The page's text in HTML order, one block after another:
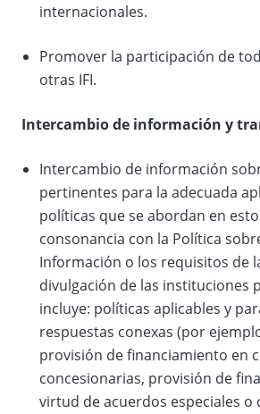
internacionales.
Promover la participación de
otras IFI.
Intercambio de información y
Intercambio de información
pertinentes para la adecuada
políticas que se abordan en
consonancia con la Política
Información o los requisitos de
divulgación de las instituciones
incluye: políticas aplicables y
respuestas conexas (por
provisión de financiamiento en
concesionarias, provisión de
virtud de acuerdos especiales o